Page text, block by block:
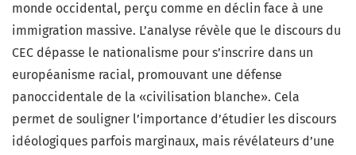
monde occidental, perçu comme en déclin face à une
immigration massive. L’analyse révèle que le discours du
CEC dépasse le nationalisme pour s’inscrire dans un
européanisme racial, promouvant une défense
panoccidentale de la «civilisation blanche». Cela
permet de souligner l’importance d’étudier les discours
idéologiques parfois marginaux, mais révélateurs d’une